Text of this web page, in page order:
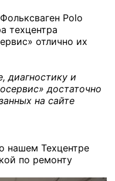
Polo
техцентра
отлично их
диагностику и
достаточно
на сайте
нашем Техцентре
по ремонту